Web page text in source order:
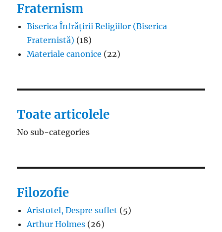
Fraternism
Biserica Înfrățirii Religiilor (Biserica
Fraternistă) (18)
Materiale canonice (22)
Toate articolele
No sub-categories
Filozofie
Aristotel, Despre suflet (5)
Arthur Holmes (26)